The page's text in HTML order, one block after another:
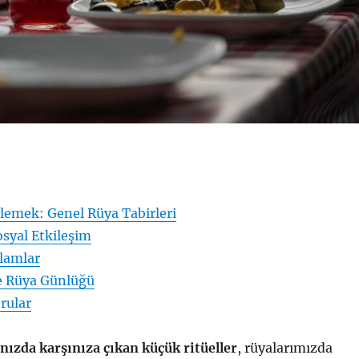
Genel Rüya Tabirleri
Etkileşim
Rüya Günlüğü
karşınıza çıkan küçük ritüeller, rüyalarımızda